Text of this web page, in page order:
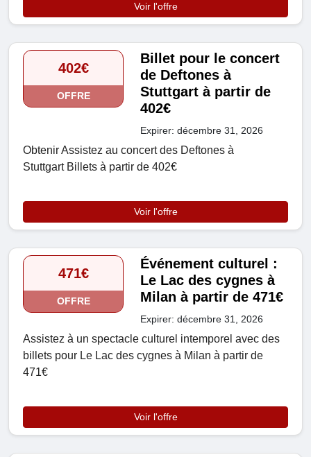
Voir l'offre
402€
OFFRE
Billet pour le concert
de Deftones à
Stuttgart à partir de
402€
Expirer: décembre 31, 2026
Obtenir Assistez au concert des Deftones à
Stuttgart Billets à partir de 402€
Voir l'offre
471€
OFFRE
Événement culturel :
Le Lac des cygnes à
Milan à partir de 471€
Expirer: décembre 31, 2026
Assistez à un spectacle culturel intemporel avec des
billets pour Le Lac des cygnes à Milan à partir de
471€
Voir l'offre